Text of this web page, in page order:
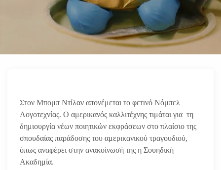
Στον Μπομπ Ντίλαν απονέμεται το φετινό Νόμπελ
Λογοτεχνίας. Ο αμερικανός καλλιτέχνης τιμάται για τη
δημιουργία νέων ποιητικών εκφράσεων στο πλαίσιο της
σπουδαίας παράδοσης του αμερικανικού τραγουδιού,
όπως αναφέρει στην ανακοίνωσή της η Σουηδική
Ακαδημία.